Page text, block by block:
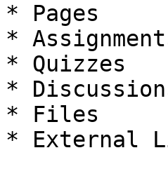
* Pages
*
* Quizzes
*
* Files
* External